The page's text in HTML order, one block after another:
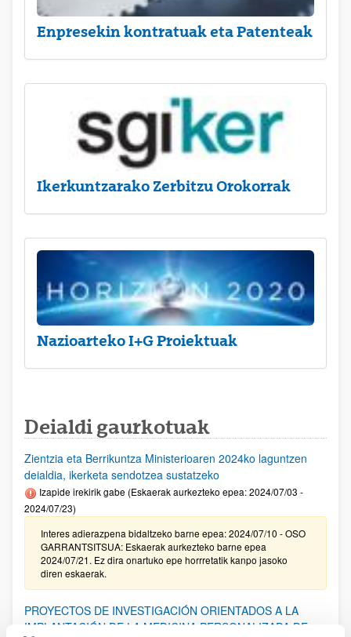
Enpresekin kontratuak eta Patenteak
Ikerkuntzarako Zerbitzu Orokorrak
Nazioarteko I+G Proiektuak
Deialdi gaurkotuak
Zientzia eta Berrikuntza Ministerioaren 2024ko laguntzen
deialdia, ikerketa sendotzea sustatzeko
Izapide irekirik gabe (Eskaerak aurkezteko epea: 2024/07/03 -
2024/07/23)
Interes adierazpena bidaltzeko barne epea: 2024/07/10 - OSO
GARRANTSITSUA: Eskaerak aurkezteko barne epea
2024/07/21. Ez dira onartuko epe horrretatik kanpo jasoko
diren eskaerak.
PROYECTOS DE INVESTIGACIÓN ORIENTADOS A LA
IMPLANTACIÓN DE LA MEDICINA PERSONALIZADA DE